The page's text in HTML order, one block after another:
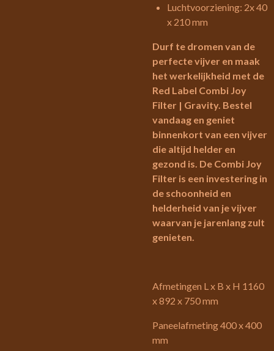
Luchtvoorziening: 2x 40
x 210 mm
Durf te dromen van de
perfecte vijver en maak
het werkelijkheid met de
Red Label Combi Joy
Filter | Gravity. Bestel
vandaag en geniet
binnenkort van een vijver
die altijd helder en
gezond is. De Combi Joy
Filter is een investering in
de schoonheid en
helderheid van je vijver
waarvan je jarenlang zult
genieten.
Afmetingen L x B x H 1160
x 892 x 750 mm
Paneelafmeting 400 x 400
mm